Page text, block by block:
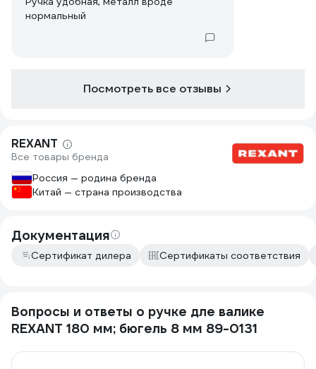
нормальный
Посмотреть все отзывы
REXANT
Все товары бренда
Россия — родина бренда
Китай — страна производства
Документация
Сертификат дилера Сертификаты соответствия
Вопросы и ответы о ручке дле валике
REXANT 180 мм; бюгель 8 мм 89-0131